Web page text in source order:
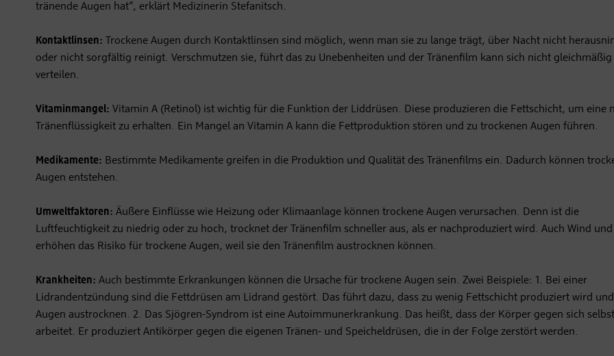
tränende Augen hat“, erklärt Medizinerin Stefanitsch.
Kontaktlinsen:
Trockene Augen durch Kontaktlinsen sind möglich, wenn man sie zu lange trägt, über Nacht nicht
oder nicht sorgfältig reinigt. Verschmutzen sie, führt das zu Unebenheiten und der Tränenfilm kann sich nicht gleichmäßig
verteilen.
Vitaminmangel: Vitamin A (Retinol) ist wichtig für die Funktion der Liddrüsen. Diese produzieren die Fettschicht, um eine
Tränenflüssigkeit zu erhalten. Ein Mangel an Vitamin A kann die Fettproduktion stören und zu trockenen Augen führen.
Medikamente: Bestimmte Medikamente greifen in die Produktion und Qualität des Tränenfilms ein. Dadurch können
Augen entstehen.
Umweltfaktoren: Äußere Einflüsse wie Heizung oder Klimaanlage können trockene Augen verursachen. Denn ist die
Luftfeuchtigkeit zu niedrig oder zu hoch, trocknet der Tränenfilm schneller aus, als er nachproduziert wird. Auch Wind und
erhöhen das Risiko für trockene Augen, weil sie den Tränenfilm austrocknen können.
Krankheiten: Auch bestimmte Erkrankungen können die Ursache für trockene Augen sein. Zwei Beispiele: 1. Bei einer
Lidrandentzündung sind die Fettdrüsen am Lidrand gestört. Das führt dazu, dass zu wenig Fettschicht produziert wird
Augen austrocknen. 2. Das Sjögren-Syndrom ist eine Autoimmunerkrankung. Das heißt, dass der Körper gegen sich selbst
arbeitet. Er produziert Antikörper gegen die eigenen Tränen- und Speicheldrüsen, die in der Folge zerstört werden.